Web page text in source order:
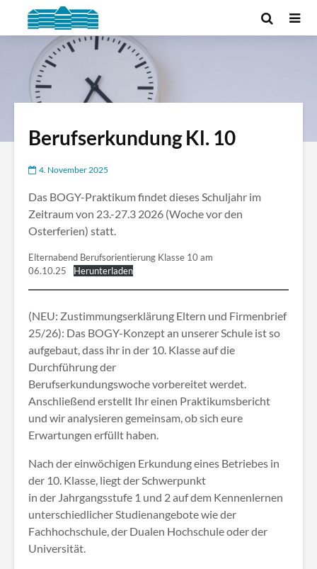
Berufserkundung Kl. 10
4. November 2025
Das BOGY-Praktikum findet dieses Schuljahr im
Zeitraum von 23.-27.3 2026 (Woche vor den
Osterferien) statt.
Elternabend Berufsorientierung Klasse 10 am
06.10.25
Herunterladen
(NEU: Zustimmungserklärung Eltern und Firmenbrief
25/26): Das BOGY-Konzept an unserer Schule ist so
aufgebaut, dass ihr in der 10. Klasse auf die
Durchführung der
Berufserkundungswoche vorbereitet werdet.
Anschließend erstellt Ihr einen Praktikumsbericht
und wir analysieren gemeinsam, ob sich eure
Erwartungen erfüllt haben.
Nach der einwöchigen Erkundung eines Betriebes in
der 10. Klasse, liegt der Schwerpunkt
in der Jahrgangsstufe 1 und 2 auf dem Kennenlernen
unterschiedlicher Studienangebote wie der
Fachhochschule, der Dualen Hochschule oder der
Universität.